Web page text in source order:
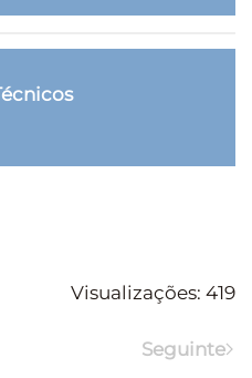
Visualizações: 419
Seguinte